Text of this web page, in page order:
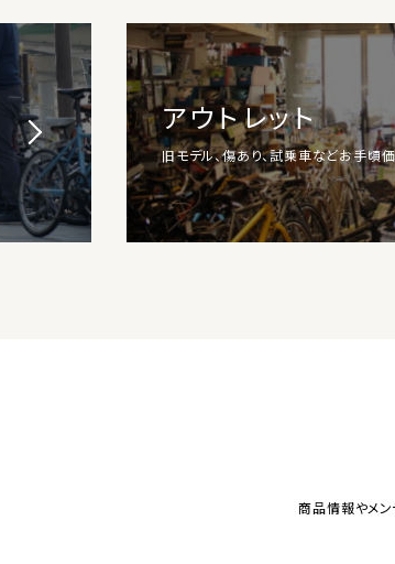
アウトレット
旧モデル、傷あり、試乗車などお手頃
商品情報やメン